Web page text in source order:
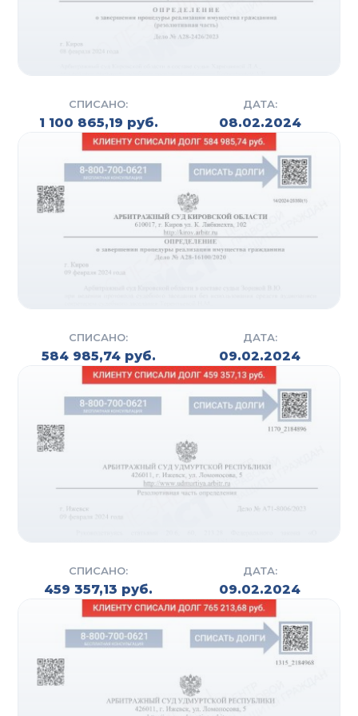
внесудебного банкротства, которая
проходит без судебных разбирательств
и быстрый, однако требует соответствия
помогут определить возможность
применения процедуры, а также
подготовить все необходимые документы.
Судебное банкротство. Для более сложных
случаев, связанных с большими долгами,
юристы компании предлагают судебную
процедуру банкротства. Услуга включает
подготовку документов, представление
интересов клиента в суде, взаимодействие
кредиторами, а также защиту активов
Юридические услуги по банкротству от
компании «Полезный юрист» включают полный
цикл помощи — от консультаций до полного
завершения процедуры банкротства, будь то
внесудебное или судебное разбирательство.
Обращение в компанию «Полезный юрист» в
Кемерово — это гарантия получения
качественного результата в решении правовых
вопросов. Важность своевременной поддержки
Квалифицированные юристы с большим опытом
решения правовых проблем предлагают
оказание юридических услуг на высоком уровне,
обеспечивая защиту интересов клиента и
минимизируя риски. Компания гарантирует
прозрачная стоимость услуг, что позволяет
обращаться за помощью широкому кругу людей.
СПИСАНО:
1 100 865,19 руб.
ДАТА:
08.02.2024
СПИСАНО:
584 985,74 руб.
ДАТА:
09.02.2024
СПИСАНО:
459 357,13 руб.
ДАТА:
09.02.2024